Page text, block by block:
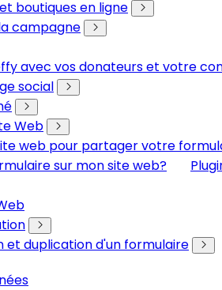
boutiques en ligne
campagne
avec vos donateurs et votre
social
Web
web pour partager votre
sur mon site web?
et duplication d'un formulaire